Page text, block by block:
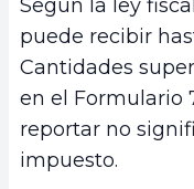
Según la ley
puede recibir
Cantidades
en el Formulario
reportar no
impuesto.